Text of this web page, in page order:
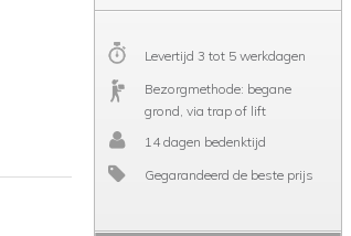
Levertijd 3 tot 5 werkdagen
Bezorgmethode: begane
grond, via trap of lift
14 dagen bedenktijd
Gegarandeerd de beste prijs